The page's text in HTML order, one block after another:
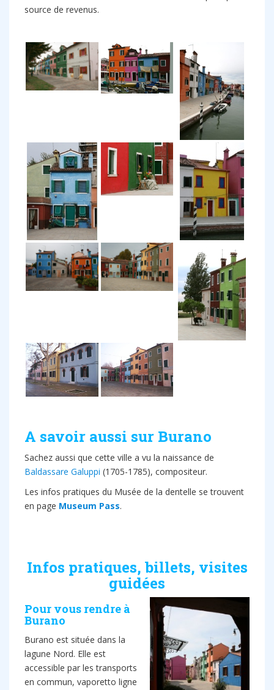
source de revenus.
A savoir aussi sur Burano
Sachez aussi que cette ville a vu la naissance de
Baldassare Galuppi (1705-1785), compositeur.
Les infos pratiques du Musée de la dentelle se trouvent
en page Museum Pass.
Infos pratiques, billets, visites
guidées
Pour vous rendre à
Burano
Burano est située dans la
lagune Nord. Elle est
accessible par les transports
en commun, vaporetto ligne